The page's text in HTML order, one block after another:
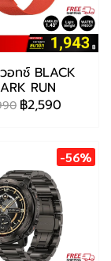
อทช์ BLACK
RUN
฿2,590
-56%